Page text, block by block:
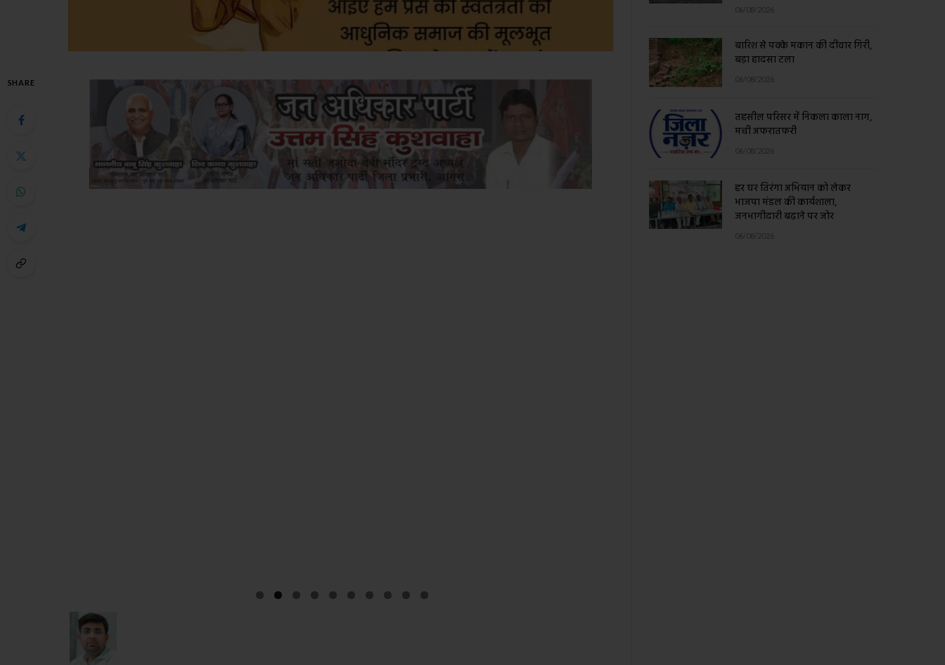
SHARE
06/08/2026
बारिश से पक्के मकान की दीवार गिरी,
बड़ा हादसा टला
06/08/2026
तहसील परिसर में निकला काला नाग,
मची अफरातफरी
06/08/2026
हर घर तिरंगा अभियान को लेकर
भाजपा मंडल की कार्यशाला,
जनभागीदारी बढ़ाने पर जोर
06/08/2026